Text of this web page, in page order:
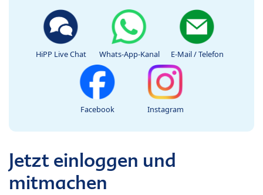
HiPP Live Chat Whats-App-Kanal E-Mail / Telefon
Facebook Instagram
Jetzt einloggen und
mitmachen